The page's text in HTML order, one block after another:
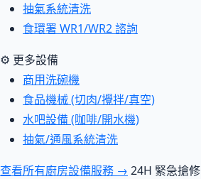
抽氣系統清洗
食環署 WR1/WR2 諮詢
⚙ 更多設備
商用洗碗機
食品機械 (切肉/攪拌/真空)
水吧設備 (咖啡/開水機)
抽氣/通風系統清洗
查看所有廚房設備服務 → 24H 緊急搶修